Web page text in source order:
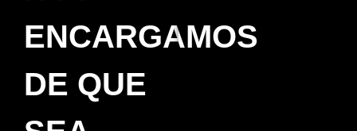
ENCARGAMOS
DE QUE